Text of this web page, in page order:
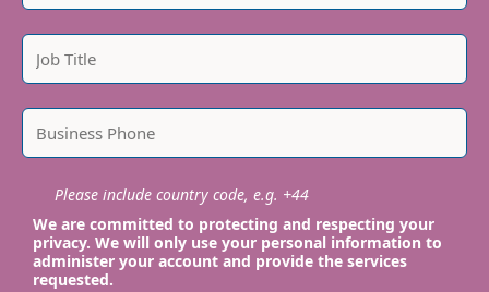
Please include country code, e.g. +44
We are committed to protecting and respecting your
privacy. We will only use your personal information to
administer your account and provide the services
requested.